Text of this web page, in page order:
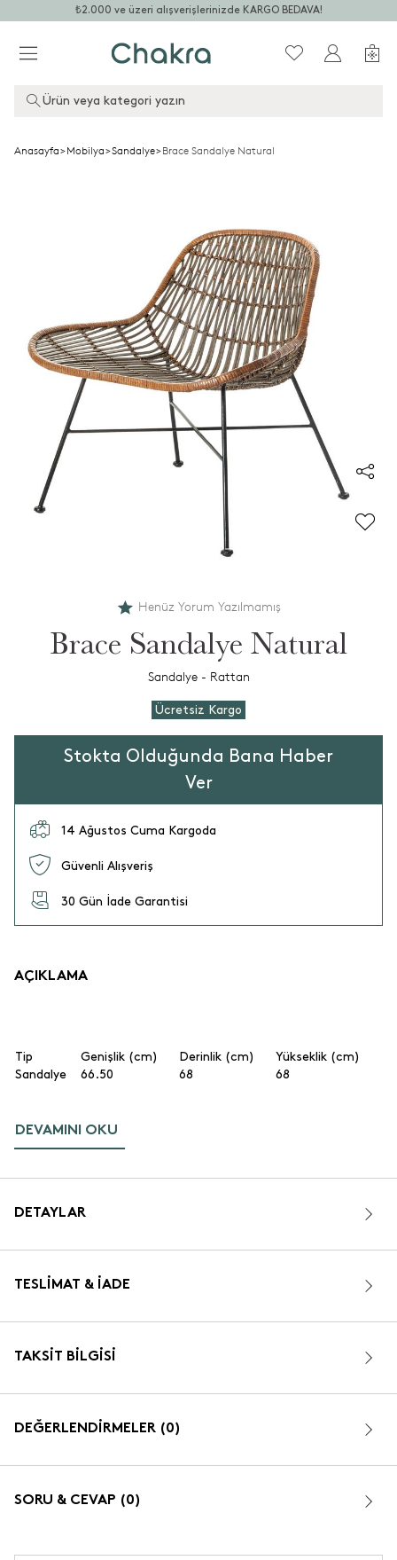
₺2.000 ve üzeri alışverişlerinizde KARGO BEDAVA!
Ürün veya kategori yazın
Anasayfa>Mobilya>Sandalye>Brace Sandalye Natural
Henüz Yorum Yazılmamış
Brace Sandalye Natural
Sandalye - Rattan
Ücretsiz Kargo
Stokta Olduğunda Bana Haber
Ver
14 Ağustos Cuma Kargoda
Güvenli Alışveriş
30 Gün İade Garantisi
AÇIKLAMA
Tip Genişlik (cm) Derinlik (cm)
Yükseklik (cm)
Sandalye
66.50 68 68
DEVAMINI OKU
DETAYLAR
TESLIMAT & İADE
TAKSIT BILGISI
DEĞERLENDİRMELER (0)
SORU & CEVAP (0)